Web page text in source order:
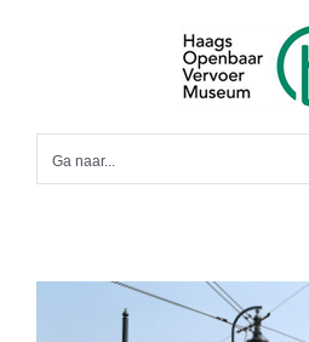
Ga naar...